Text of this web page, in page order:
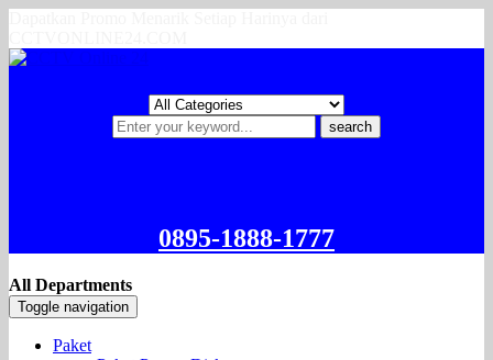
search
0895-1888-1777
All Departments
Toggle navigation
Paket